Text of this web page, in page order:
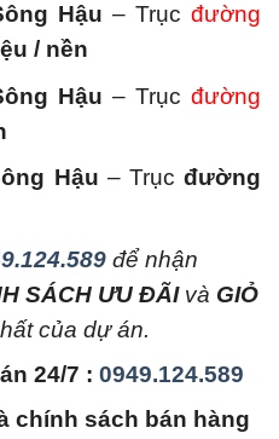
Hậu – Trụcđường
/ nền
Hậu – Trụcđường
Hậu – Trụcđường
để nhận
SÁCH ƯU ĐÃIvà GIỎ
của dự án.
24/7 :0949.124.589
chính sách bán hàng